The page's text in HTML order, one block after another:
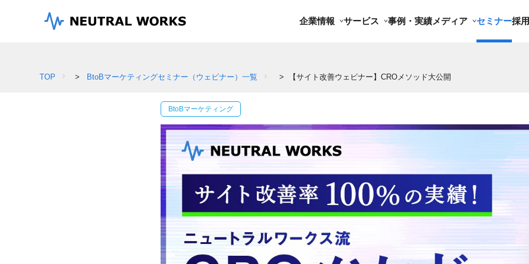
企業情報 サービス 事例・実績メディア セミナー採
TOP > BtoBマーケティングセミナー（ウェビナー）一覧 > 【サイト改善ウェビナー】CROメソッド大公開
BtoBマーケティング